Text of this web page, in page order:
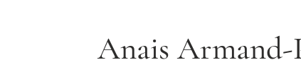
Anais